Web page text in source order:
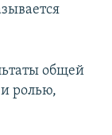
общей
ролью,